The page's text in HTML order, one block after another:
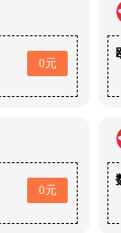
0元
0元